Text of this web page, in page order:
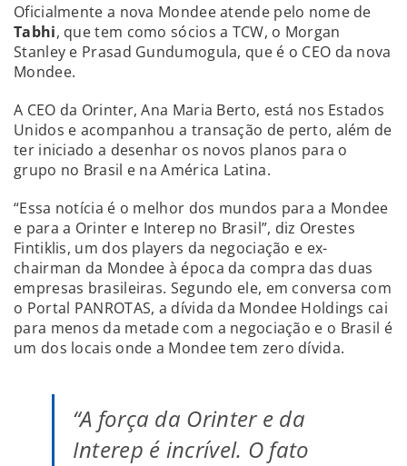
Oficialmente a nova Mondee atende pelo nome de
Tabhi, que tem como sócios a TCW, o Morgan
Stanley e Prasad Gundumogula, que é o CEO da nova
Mondee.
A CEO da Orinter, Ana Maria Berto, está nos Estados
Unidos e acompanhou a transação de perto, além de
ter iniciado a desenhar os novos planos para o
grupo no Brasil e na América Latina.
“Essa notícia é o melhor dos mundos para a Mondee
e para a Orinter e Interep no Brasil”, diz Orestes
Fintiklis, um dos players da negociação e ex-
chairman da Mondee à época da compra das duas
empresas brasileiras. Segundo ele, em conversa com
o Portal PANROTAS, a dívida da Mondee Holdings cai
para menos da metade com a negociação e o Brasil é
um dos locais onde a Mondee tem zero dívida.
“A força da Orinter e da
Interep é incrível. O fato